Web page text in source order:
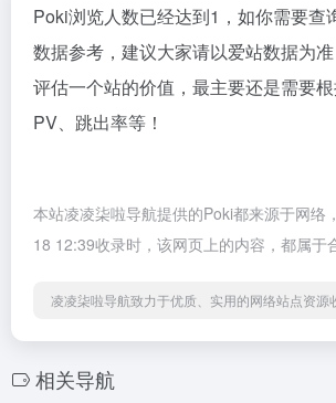
Poki浏览人数已经达到1，如你需要
数据参考，建议大家请以爱站数据为
评估一个站的价值，最主要还是需要
PV、跳出率等！
本站凌凌柒啦导航提供的Poki都来源于网
18 12:39收录时，该网页上的内容，都属于
凌凌柒啦导航致力于优质、实用的网络站点资源
相关导航